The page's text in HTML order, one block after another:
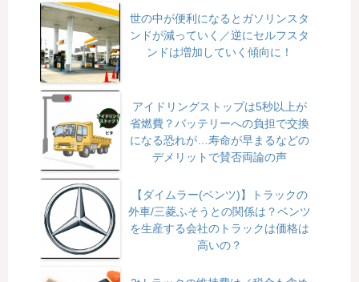
世の中が便利になるとガソリンスタ
ンドが減っていく／逆にセルフスタ
ンドは増加していく傾向に！
アイドリングストップは5秒以上が
省燃費？バッテリーへの負担で交換
になる恐れが…寿命が早まるなどの
デメリットで賛否両論の声
【ダイムラー(ベンツ)】トラックの
外車/三菱ふそうとの関係は？ベンツ
を生産する会社のトラックは価格は
高いの？